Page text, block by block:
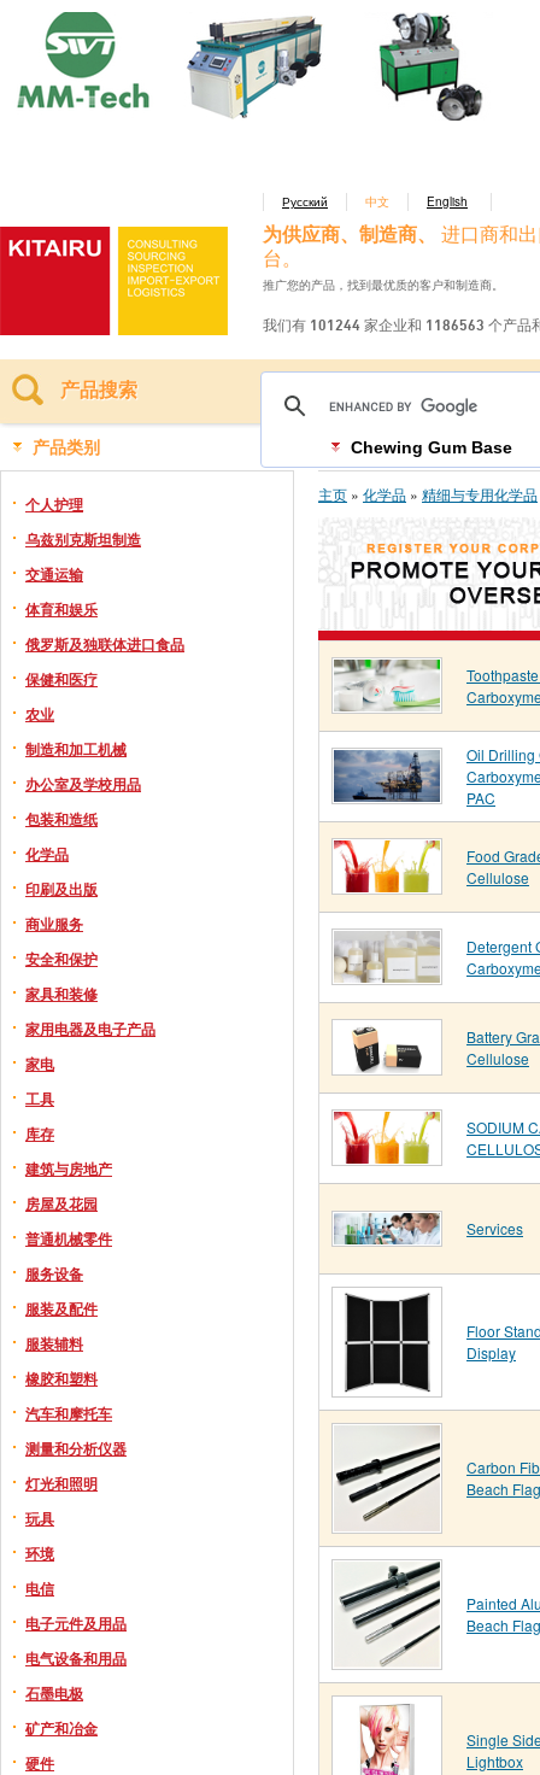
Русский 中文 English
为供应商、制造商、
进口商和
台。
推广您的产品，找到最优质的客户和制造商。
我们有 101244 家企业和 1186563 个产品
产品搜索
产品类别
个人护理
乌兹别克斯坦制造
交通运输
体育和娱乐
俄罗斯及独联体进口食品
保健和医疗
农业
制造和加工机械
办公室及学校用品
包装和造纸
化学品
印刷及出版
商业服务
安全和保护
家具和装修
家用电器及电子产品
家电
工具
库存
建筑与房地产
房屋及花园
普通机械零件
服务设备
服装及配件
服装辅料
橡胶和塑料
汽车和摩托车
测量和分析仪器
灯光和照明
玩具
环境
电信
电子元件及用品
电气设备和用品
石墨电极
矿产和冶金
硬件
Chewing Gum Base
主页 » 化学品 » 精细与专用化学品
Oil Drilling
PAC
Food
Cellulose
Detergent
Battery
Cellulose
SODIUM
Services
Floor
Display
Carbon
Beach
Painted
Beach
Single
Lightbox